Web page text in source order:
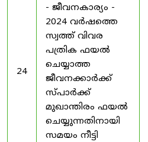
24
- ജീവനകാര്യം -
2024 വർഷത്തെ
സ്വത്ത് വിവര
പത്രിക ഫയൽ
ചെയ്യാത്ത
ജീവനക്കാർക്ക്
സ്പാർക്ക്
മുഖാന്തിരം ഫയൽ
ചെയ്യുന്നതിനായി
സമയം നീട്ടി